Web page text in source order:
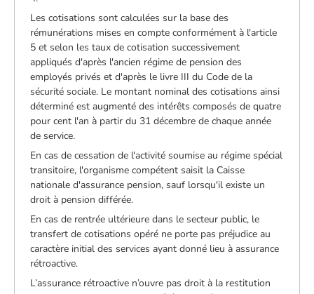
Les cotisations sont calculées sur la base des
rémunérations mises en compte conformément à l'article
5 et selon les taux de cotisation successivement
appliqués d'après l'ancien régime de pension des
employés privés et d'après le livre III du Code de la
sécurité sociale. Le montant nominal des cotisations ainsi
déterminé est augmenté des intérêts composés de quatre
pour cent l'an à partir du 31 décembre de chaque année
de service.
En cas de cessation de l'activité soumise au régime spécial
transitoire, l'organisme compétent saisit la Caisse
nationale d'assurance pension, sauf lorsqu'il existe un
droit à pension différée.
En cas de rentrée ultérieure dans le secteur public, le
transfert de cotisations opéré ne porte pas préjudice au
caractère initial des services ayant donné lieu à assurance
rétroactive.
L’assurance rétroactive n’ouvre pas droit à la restitution